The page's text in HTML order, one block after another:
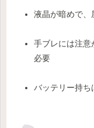
液晶が暗めで、
手ブレには注意
必要
バッテリー持ち